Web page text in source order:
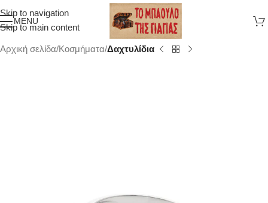
Skip to navigation
Skip to main content
MENU
Αρχική σελίδα Κοσμήματα Δαχτυλίδια